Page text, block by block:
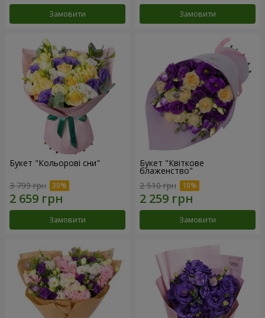
Замовити Замовити
Букет "Кольорові сни"
3 799 грн
Замовити
Букет "Квіткове
блаженство"
2 510 грн
Замовити